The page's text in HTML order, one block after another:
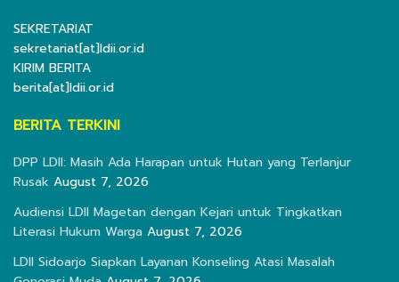
SEKRETARIAT
sekretariat[at]ldii.or.id
KIRIM BERITA
berita[at]ldii.or.id
BERITA TERKINI
DPP LDII: Masih Ada Harapan untuk Hutan yang Terlanjur
Rusak August 7, 2026
Audiensi LDII Magetan dengan Kejari untuk Tingkatkan
Literasi Hukum Warga August 7, 2026
LDII Sidoarjo Siapkan Layanan Konseling Atasi Masalah